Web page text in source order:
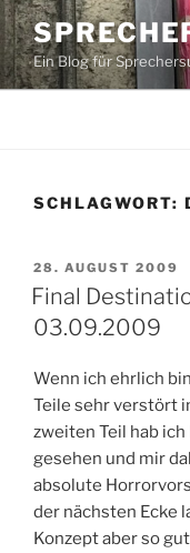
Zum
Inhalt
springenEin Blog für
SCHLAGWORT:
VERÖFFENTLICHT
AM
28. AUGUST 2009
Final
03.09.2009
Wenn ich ehrlich
Teile sehr verstört
zweiten Teil hab
gesehen und mir
absolute
der nächsten Ecke
Konzept aber so